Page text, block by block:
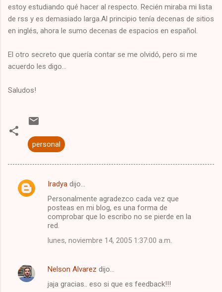
estoy estudiando qué hacer al respecto. Recién miraba mi lista
de rss y es demasiado larga.Al principio tenía decenas de sitios
en inglés, ahora le sumo decenas de espacios en español.
El otro secreto que quería contar se me olvidó, pero si me
acuerdo les digo...
Saludos!
personal
C
a
Iradya dijo…
Personalmente agradezco cada vez que
posteas en mi blog, es una forma de
comprobar que lo escribo no se pierde en la
red.
lunes, noviembre 14, 2005 1:37:00 a.m.
Nelson Alvarez dijo…
jaja gracias.. eso si que es feedback!!!